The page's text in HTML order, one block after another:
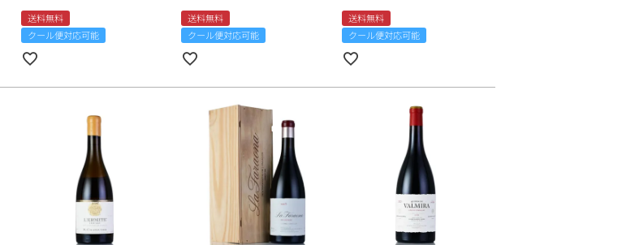
ルイ・ロデレール
送料無料
クール便対応可能
送料無料
クール便対応可能
送料無料
クール便対応可能